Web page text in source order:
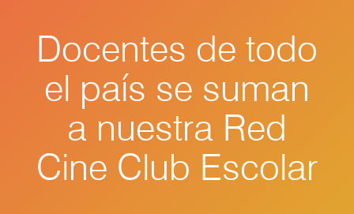
Docentes de todo
el país se suman
a nuestra Red
Cine Club Escolar